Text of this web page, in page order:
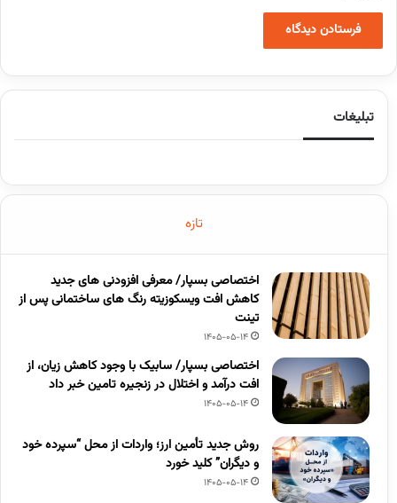
تبلیغات
تازه
اختصاصی بسپار/ معرفی افزودنی های جدید
کاهش افت ویسکوزیته رنگ های ساختمانی پس از
تینت
1405-05-14
اختصاصی بسپار/ سابیک با وجود کاهش زیان، از
افت درآمد و اختلال در زنجیره تامین خبر داد
1405-05-14
روش جدید تأمین ارز؛ واردات از محل “سپرده خود
و دیگران” کلید خورد
1405-05-14